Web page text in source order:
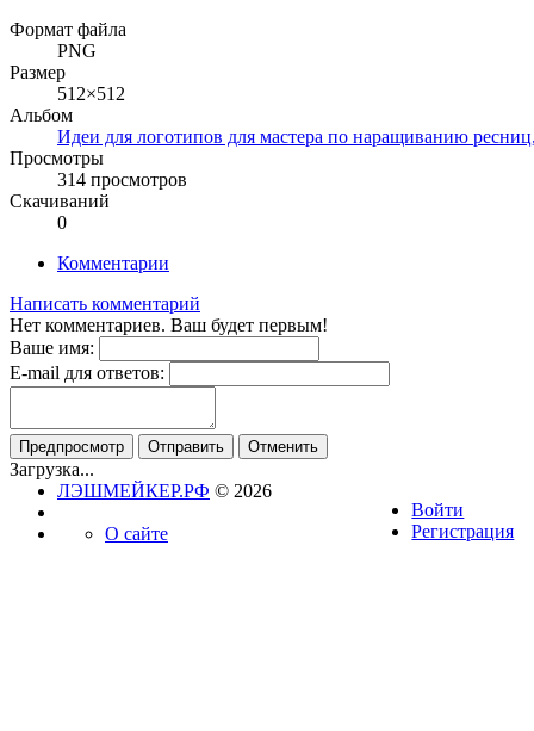
Формат файла
PNG
Размер
512×512
Альбом
Идеи для логотипов для мастера по наращиванию
Просмотры
314 просмотров
Скачиваний
0
Комментарии
Написать комментарий
Нет комментариев. Ваш будет первым!
Ваше имя:
E-mail для ответов:
Загрузка...
Войти
Регистрация
ЛЭШМЕЙКЕР.РФ © 2026
О сайте